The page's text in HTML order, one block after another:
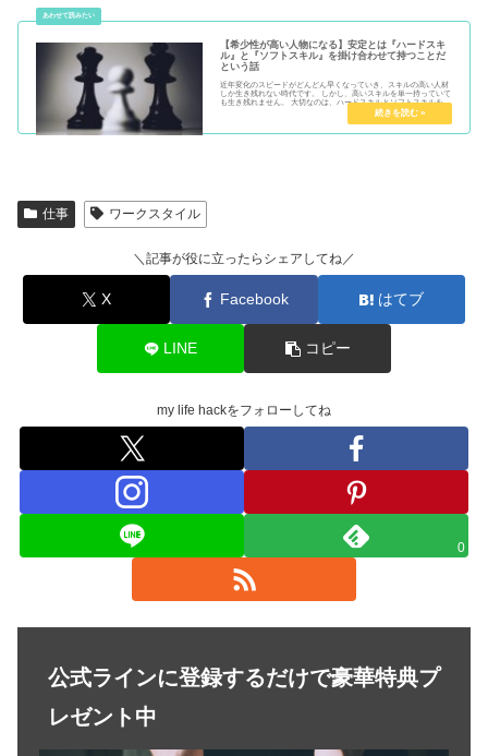
【希少性が高い人物になる】安定とは『ハードスキ
ル』と『ソフトスキル』を掛け合わせて持つことだ
という話
近年変化のスピードがどんどん早くなっていき、スキルの高い人材
しか生き残れない時代です。 しかし、高いスキルを単一持っていて
も生き残れません。 大切なのは、ハードスキルとソフトスキルを掛
け合わせるということです。 今回は、安定とは『ハードスキル』と
『ソフトスキル』を掛け合わせて持つことだという話です。
仕事 ワークスタイル
＼記事が役に立ったらシェアしてね／
X Facebook はてブ
LINE コピー
my life hackをフォローしてね
0
公式ラインに登録するだけで豪華特典プ
レゼント中